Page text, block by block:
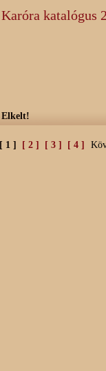
Karóra katalógus
Elkelt!
[ 1 ] [ 2 ] [ 3 ] [ 4 ]